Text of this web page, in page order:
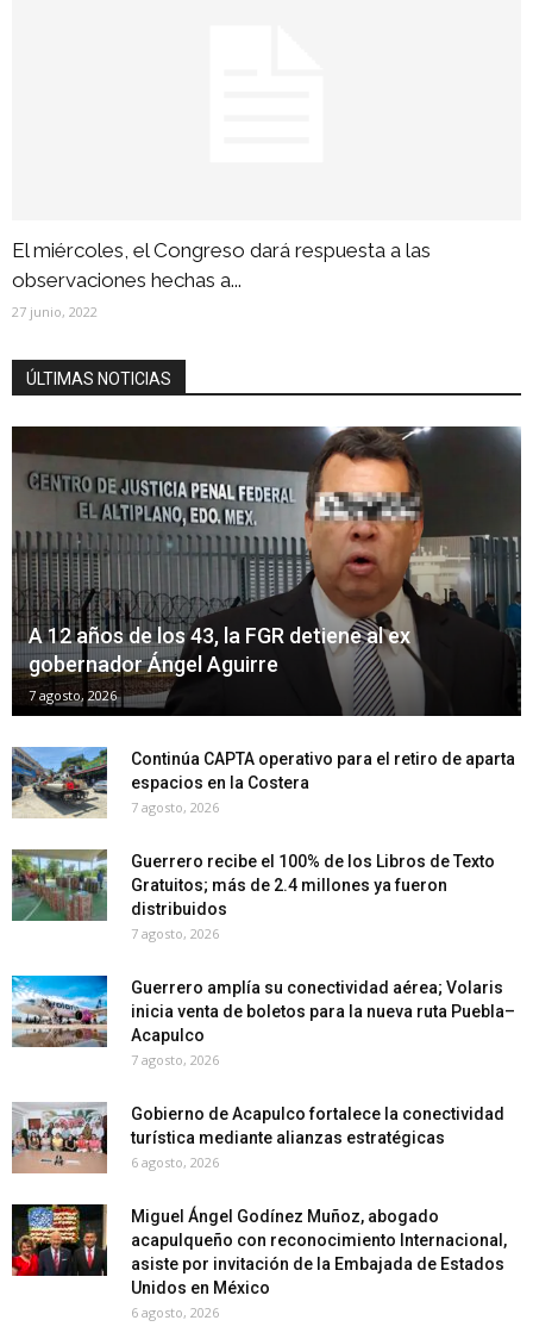
El miércoles, el Congreso dará respuesta a las
observaciones hechas a...
27 junio, 2022
ÚLTIMAS NOTICIAS
A 12 años de los 43, la FGR detiene al ex
gobernador Ángel Aguirre
7 agosto, 2026
Continúa CAPTA operativo para el retiro de aparta
espacios en la Costera
7 agosto, 2026
Guerrero recibe el 100% de los Libros de Texto
Gratuitos; más de 2.4 millones ya fueron
distribuidos
7 agosto, 2026
Guerrero amplía su conectividad aérea; Volaris
inicia venta de boletos para la nueva ruta Puebla–
Acapulco
7 agosto, 2026
Gobierno de Acapulco fortalece la conectividad
turística mediante alianzas estratégicas
6 agosto, 2026
Miguel Ángel Godínez Muñoz, abogado
acapulqueño con reconocimiento Internacional,
asiste por invitación de la Embajada de Estados
Unidos en México
6 agosto, 2026